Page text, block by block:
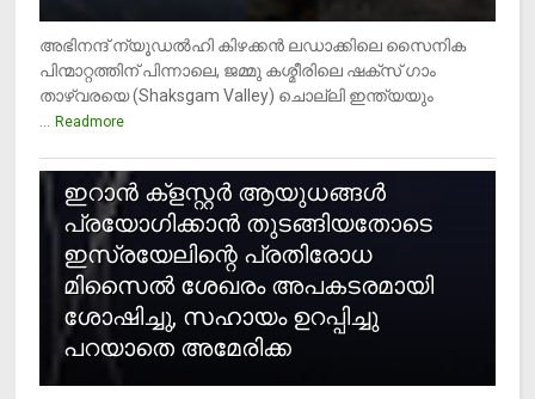
അഭിനന്ദ് ന്യൂഡൽഹി കിഴക്കൻ ലഡാക്കിലെ സൈനിക
പിന്മാറ്റത്തിന് പിന്നാലെ, ജമ്മു കശ്മീരിലെ ഷക്സ് ​ഗാം
താഴ്‌വരയെ (Shaksgam Valley) ചൊല്ലി ഇന്ത്യയും
... Readmore
ഇറാന്‍ ക്‌ളസ്റ്റര്‍ ആയുധങ്ങള്‍
പ്രയോഗിക്കാന്‍ തുടങ്ങിയതോടെ
ഇസ്രയേലിന്റെ പ്രതിരോധ
മിസൈല്‍ ശേഖരം അപകടരമായി
ശോഷിച്ചു, സഹായം ഉറപ്പിച്ചു
പറയാതെ അമേരിക്ക